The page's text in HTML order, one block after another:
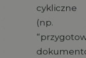
cykliczne
(np.